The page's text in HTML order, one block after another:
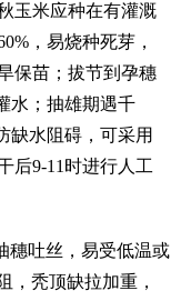
玉米应种在有灌溉
，易烧种死芽，
保苗；拔节到孕穗
水；抽雄期遇千
缺水阻碍，可采用
后9-11时进行人工
吐丝，易受低温或
，秃顶缺拉加重，